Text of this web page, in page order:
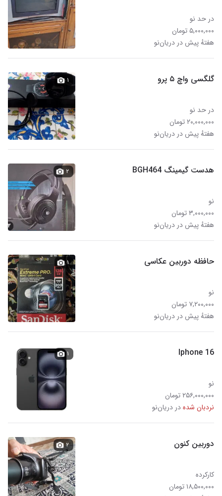
در حد نو
۵,۰۰۰,۰۰۰ تومان
هفتهٔ پیش در دریان‌نو
گلگسی واچ ۵ پرو
در حد نو
۲۰,۰۰۰,۰۰۰ تومان
هفتهٔ پیش در دریان‌نو
۱
هدست گیمینگ BGH464
نو
۳,۰۰۰,۰۰۰ تومان
هفتهٔ پیش در دریان‌نو
۲
حافظه دوربین عکاسی
نو
۷,۲۰۰,۰۰۰ تومان
هفتهٔ پیش در دریان‌نو
۱
Iphone 16
نو
۲۵۶,۰۰۰,۰۰۰ تومان
نردبان شدهدر دریان‌نو
۱
دوربین کنون
کارکرده
۱۸,۵۰۰,۰۰۰ تومان
۲